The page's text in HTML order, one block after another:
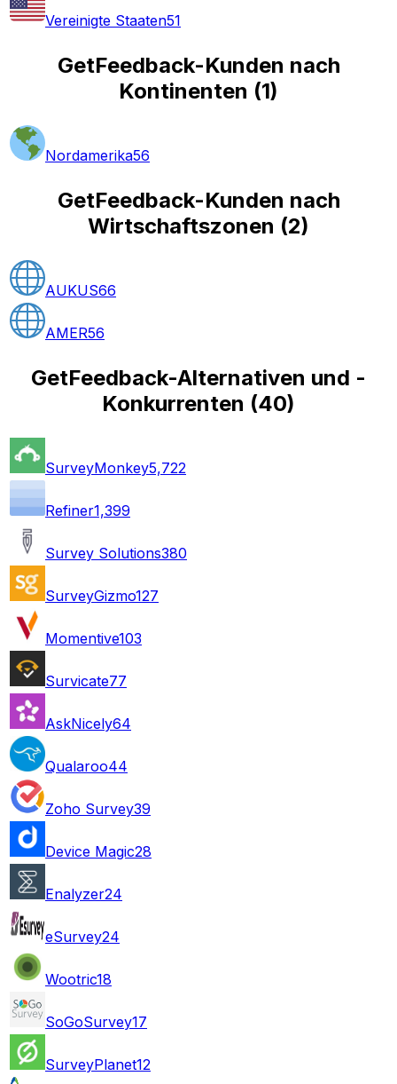
Vereinigte Staaten51
GetFeedback-Kunden nach
Kontinenten (1)
Nordamerika56
GetFeedback-Kunden nach
Wirtschaftszonen (2)
AUKUS66
AMER56
GetFeedback-Alternativen und -
Konkurrenten (40)
SurveyMonkey5,722
Refiner1,399
Survey Solutions380
SurveyGizmo127
Momentive103
Survicate77
AskNicely64
Qualaroo44
Zoho Survey39
Device Magic28
Enalyzer24
eSurvey24
Wootric18
SoGoSurvey17
SurveyPlanet12